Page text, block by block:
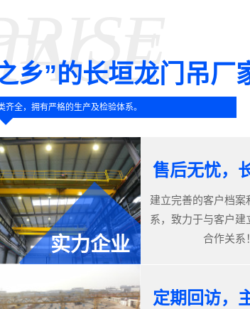
乡”的长垣龙门吊厂
全，拥有严格的生产及检验体系。
实力企业
售后无忧，
建立完善的客户档案
系，致力于与客户建
合作关系！
定期回访，